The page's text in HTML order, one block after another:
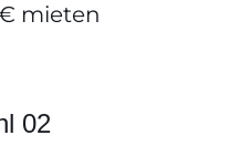
mieten
02